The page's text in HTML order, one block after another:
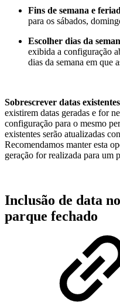
Fins de semana e
para os sábados,
Escolher dias da
exibida a configuração
dias da semana em que
Sobrescrever datas
existirem datas geradas e for
configuração para o mesmo
existentes serão atualizadas
Recomendamos manter esta
geração for realizada para um
Inclusão de data
parque fechado